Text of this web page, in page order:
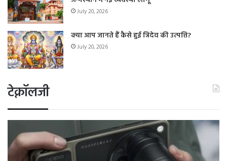
July 20, 2026
क्या आप जानते हैं कैसे हुई त्रिदेव की उत्पत्ति?
July 20, 2026
टेक्नॉलजी